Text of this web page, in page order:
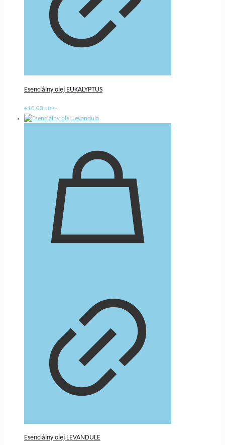
Esenciálny olej EUKALYPTUS
€10.00 s DPH
Esenciálny olej LEVANDULE